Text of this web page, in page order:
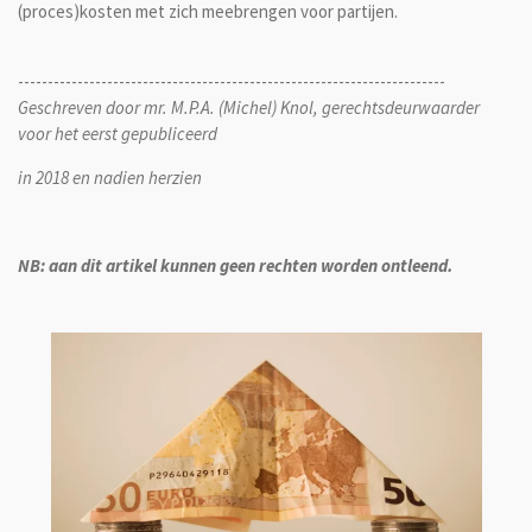
(proces)kosten met zich meebrengen voor partijen.
------------------------------------------------------------------------
Geschreven door mr. M.P.A. (Michel) Knol, gerechtsdeurwaarder
voor het eerst gepubliceerd
in 2018 en nadien herzien
NB: aan dit artikel kunnen geen rechten worden ontleend.